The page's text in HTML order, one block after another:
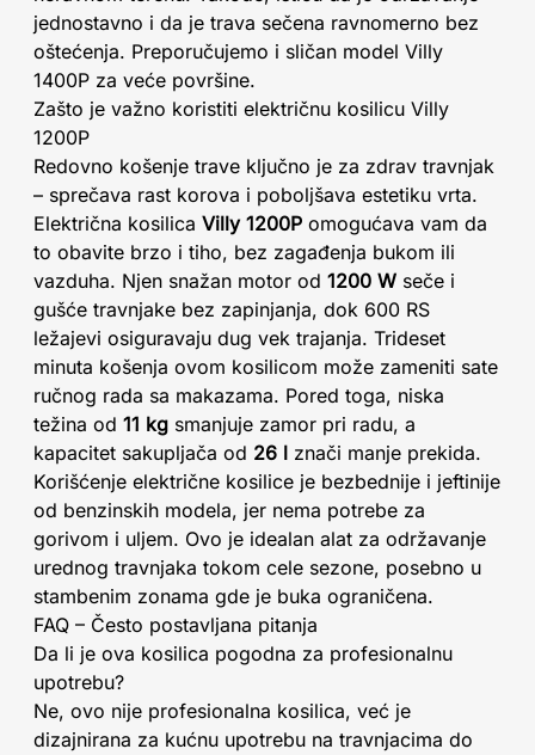
jednostavno i da je trava sečena ravnomerno bez
oštećenja. Preporučujemo i sličan model Villy
1400P za veće površine.
Zašto je važno koristiti električnu kosilicu Villy
1200P
Redovno košenje trave ključno je za zdrav travnjak
– sprečava rast korova i poboljšava estetiku vrta.
Električna kosilica Villy 1200P omogućava vam da
to obavite brzo i tiho, bez zagađenja bukom ili
vazduha. Njen snažan motor od 1200 W seče i
gušće travnjake bez zapinjanja, dok 600 RS
ležajevi osiguravaju dug vek trajanja. Trideset
minuta košenja ovom kosilicom može zameniti sate
ručnog rada sa makazama. Pored toga, niska
težina od 11 kg smanjuje zamor pri radu, a
kapacitet sakupljača od 26 l znači manje prekida.
Korišćenje električne kosilice je bezbednije i jeftinije
od benzinskih modela, jer nema potrebe za
gorivom i uljem. Ovo je idealan alat za održavanje
urednog travnjaka tokom cele sezone, posebno u
stambenim zonama gde je buka ograničena.
FAQ – Često postavljana pitanja
Da li je ova kosilica pogodna za profesionalnu
upotrebu?
Ne, ovo nije profesionalna kosilica, već je
dizajnirana za kućnu upotrebu na travnjacima do